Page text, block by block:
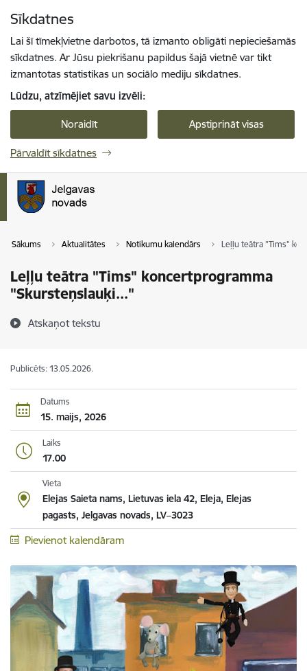
Sīkdatnes
Lai šī tīmekļvietne darbotos, tā izmanto obligāti nepieciešamās
sīkdatnes. Ar Jūsu piekrišanu papildus šajā vietnē var tikt
izmantotas statistikas un sociālo mediju sīkdatnes.
Lūdzu, atzīmējiet savu izvēli:
Noraidīt Apstiprināt visas
Pārvaldīt sīkdatnes
Sākums Aktualitātes Notikumu kalendārs Leļļu teātra "Tims"
Leļļu teātra "Tims" koncertprogramma
"Skursteņslauķi..."
Atskaņot tekstu
Publicēts: 13.05.2026.
Datums
15. maijs, 2026
Laiks
17.00
Vieta
Elejas Saieta nams, Lietuvas iela 42, Eleja, Elejas
pagasts, Jelgavas novads, LV–3023
Pievienot kalendāram